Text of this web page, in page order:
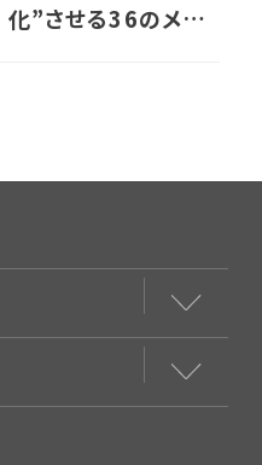
化”させる36のメソ